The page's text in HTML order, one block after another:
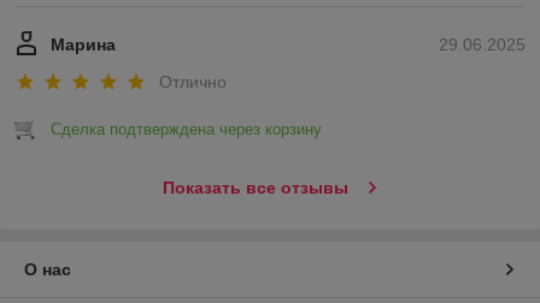
29.06.2025
Марина
Отлично
Сделка подтверждена через корзину
Показать все отзывы
О нас